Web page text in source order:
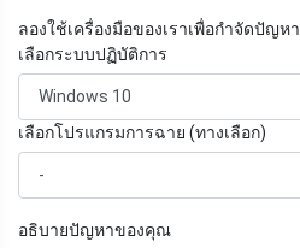
ลองใช้เครื่องมือของเราเพื่อกำจัดปัญหา
เลือกระบบปฏิบัติการ
เลือกโปรแกรมการฉาย (ทางเลือก)
อธิบายปัญหาของคุณ